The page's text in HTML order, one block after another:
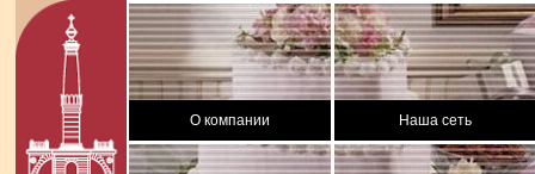
О компании Наша сеть